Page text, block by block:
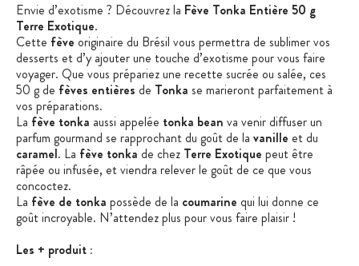
Envie d’exotisme ? Découvrez la Fève Tonka Entière 50 g
Terre Exotique.
Cette fève originaire du Brésil vous permettra de sublimer vos
desserts et d’y ajouter une touche d’exotisme pour vous faire
voyager. Que vous prépariez une recette sucrée ou salée, ces
50 g de fèves entières de Tonka se marieront parfaitement à
vos préparations.
La fève tonka aussi appelée tonka bean va venir diffuser un
parfum gourmand se rapprochant du goût de la vanille et du
caramel. La fève tonka de chez Terre Exotique peut être
râpée ou infusée, et viendra relever le goût de ce que vous
concoctez.
La fève de tonka possède de la coumarine qui lui donne ce
goût incroyable. N’attendez plus pour vous faire plaisir !
Les + produit :